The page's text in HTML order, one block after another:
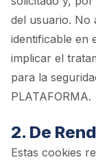
del usuario. No
identificable en
implicar el
para la
PLATAFORMA.
2. De
Estas cookies